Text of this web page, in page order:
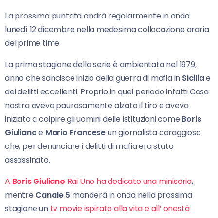
La prossima puntata andrà regolarmente in onda
lunedì 12 dicembre nella medesima collocazione oraria
del prime time.
La prima stagione della serie è ambientata nel 1979,
anno che sancisce inizio della guerra di mafia in Siciliae
dei delitti eccellenti. Proprio in quel periodo infatti Cosa
nostra aveva paurosamente alzato il tiro e aveva
iniziato a colpire gli uomini delle istituzioni come Boris
Giulianoe Mario Franceseun giornalista coraggioso
che, per denunciare i delitti di mafia era stato
assassinato.
A Boris Giuliano Rai Uno ha dedicato una miniserie,
mentre Canale 5 manderà in onda nella prossima
stagione untv movie ispirato alla vita e all’ onestà